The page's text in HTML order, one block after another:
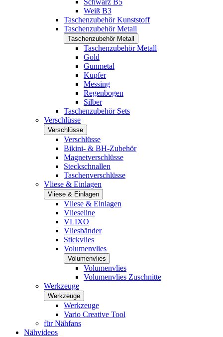
Schwarz B5
Weiß B3
Taschenzubehör Kunststoff
Taschenzubehör Metall
Taschenzubehör Metall
Taschenzubehör Metall
Gold
Gunmetal
Kupfer
Messing
Regenbogen
Silber
Taschenzubehör Sets
Verschlüsse
Verschlüsse
Verschlüsse
Bikini- & BH-Zubehör
Magnetverschlüsse
Steckschnallen
Taschenverschlüsse
Vliese & Einlagen
Vliese & Einlagen
Vliese & Einlagen
Vlieseline
VLIXO
Vliesbänder
Stickvlies
Volumenvlies
Volumenvlies
Volumenvlies
Volumenvlies Zuschnitte
Werkzeuge
Werkzeuge
Werkzeuge
Vario Creative Tool
für Nähfans
Nähvideos